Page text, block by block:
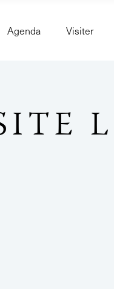
Agenda Visiter